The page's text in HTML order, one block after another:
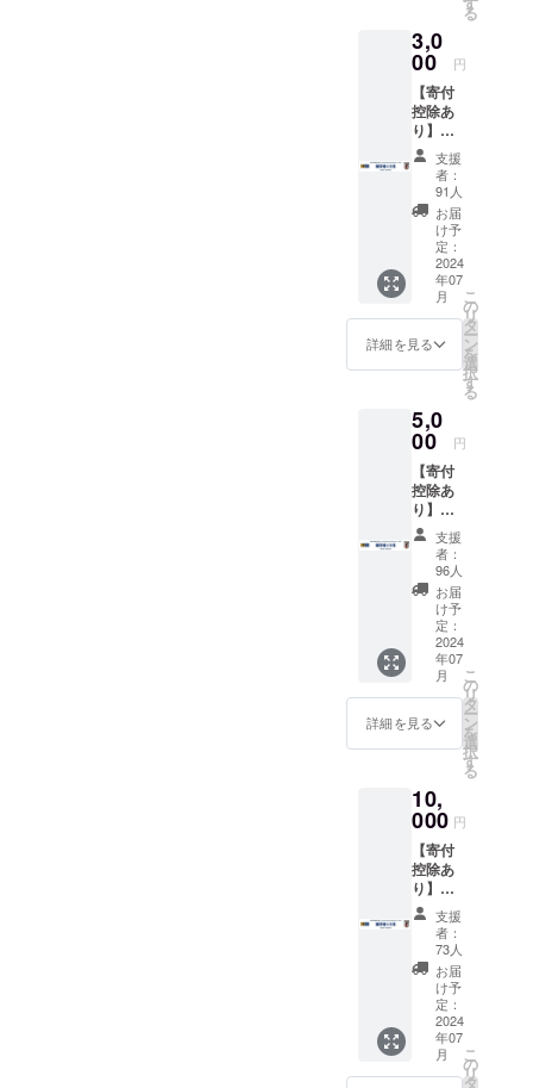
載いた
しま
（ご希
望者の
み） ※
支援者
へは
サッ
カー
ボール
は届き
ませ
ん。 ※
画像の
カー
ボール
一例で
す。 ※
特設
ページ
に名前
の掲載
を希望
する方
は備考
欄に名
前を入
力して
くださ
い。 ※
名前掲
いて、
公序良
ものや
広告目
的の掲
載はで
きませ
ん。ま
た、他
者に不
快を与
えると
判断さ
れうる
内容に
ついて
お名前
掲載 ＜
詳細＞
・JFA
からの
御礼を
メール
にてお
送りい
たしま
す。 ・
JFA公
式サイ
ト内の
特設
ページ
の支援
載いた
しま
（ご希
望者の
み） ※
支援者
へは
サッ
カー
ボール
は届き
ませ
ん。 ※
画像の
カー
ボール
一例で
す。 ※
特設
ページ
に名前
の掲載
を希望
する方
は備考
欄に名
前を入
力して
くださ
い。 ※
名前掲
る学校
や幼稚
園・保
育園で
の子ど
も達と
の交流
を通じ
てサッ
カー
ボール
をお届
けしま
す ・寄
付金領
収書 ・
御礼状
ページ
お名前
掲載 ＜
詳細＞
・JFA
からの
御礼を
メール
にてお
送りい
たしま
す。 ・
JFA公
式サイ
ト内の
特設
ページ
前を掲
載いた
す。
（ご希
望者の
み） ※
支援者
へは
サッ
カー
ボール
は届き
ませ
ん。 ※
る
3,0
00 円
【寄付
控除あ
り】純
粋支援
3,000円
<内容>
・寄付
金領収
書 ・御
礼状 ・
JFA.jp
へのお
名前掲
載 ＜詳
細＞ ・
JFAか
礼を
メール
にてお
送りい
たしま
す。 ・
JFA.jp
の支援
者一覧
にお名
前を掲
載いた
しま
す。
（ご希
望者の
み） ※
る方は
備考欄
に名前
を入力
してく
ださ
い。文
字の
み。掲
載期間
は2024
年7月か
ら1年以
上で
す。 ※
名前掲
支援
者：
91人
お届
け予
定：
2024
年07
月
詳細を見る
こ
の
リ
タ
ー
ン
を
選
択
す
る
5,0
00 円
【寄付
控除あ
り】純
粋支援
5,000円
<内容>
・寄付
金領収
書 ・御
礼状 ・
JFA.jp
へのお
名前掲
載 ＜詳
細＞ ・
JFAか
礼を
メール
にてお
送りい
たしま
す。 ・
JFA.jp
の支援
者一覧
にお名
前を掲
載いた
しま
す。
（ご希
望者の
支援
者：
96人
お届
け予
定：
2024
年07
月
詳細を見る
こ
の
リ
タ
ー
ン
を
選
択
す
る
10,
000 円
【寄付
控除あ
り】純
粋支援
10,000
容> ・
寄付金
領収書
・御礼
状 ・
JFA.jp
へのお
支援
者：
73人
お届
け予
定：
2024
年07
月
こ
の
リ
タ